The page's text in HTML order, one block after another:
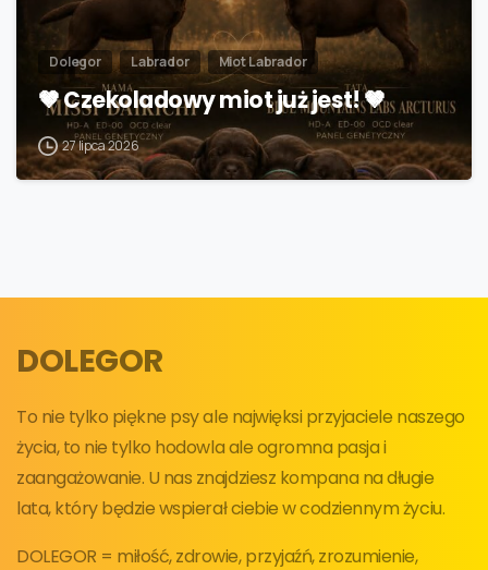
Dolegor Labrador Miot Labrador
🤎 Czekoladowy miot już jest! 🤎
27 lipca 2026
DOLEGOR
To nie tylko piękne psy ale najwięksi przyjaciele naszego
życia, to nie tylko hodowla ale ogromna pasja i
zaangażowanie. U nas znajdziesz kompana na długie
lata, który będzie wspierał ciebie w codziennym życiu.
DOLEGOR = miłość, zdrowie, przyjaźń, zrozumienie,